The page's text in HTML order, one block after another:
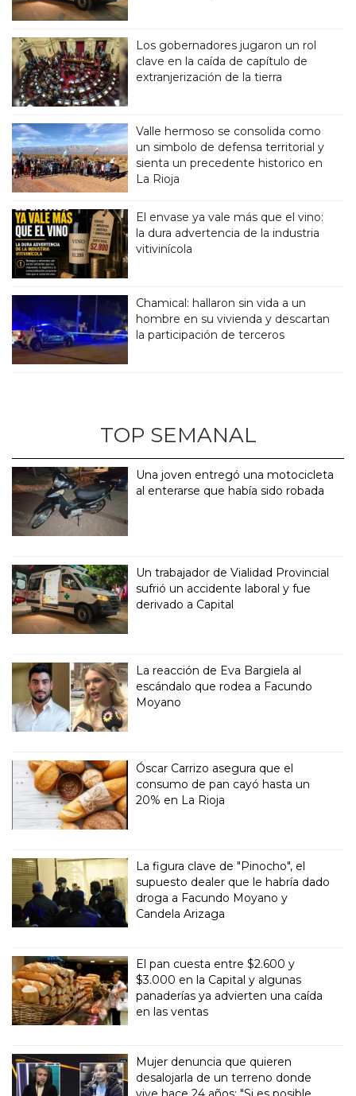
Los gobernadores jugaron un rol
clave en la caída de capítulo de
extranjerización de la tierra
Valle hermoso se consolida como
un simbolo de defensa territorial y
sienta un precedente historico en
La Rioja
El envase ya vale más que el vino:
la dura advertencia de la industria
vitivinícola
Chamical: hallaron sin vida a un
hombre en su vivienda y descartan
la participación de terceros
TOP SEMANAL
Una joven entregó una motocicleta
al enterarse que había sido robada
Un trabajador de Vialidad Provincial
sufrió un accidente laboral y fue
derivado a Capital
La reacción de Eva Bargiela al
escándalo que rodea a Facundo
Moyano
Óscar Carrizo asegura que el
consumo de pan cayó hasta un
20% en La Rioja
La figura clave de "Pinocho", el
supuesto dealer que le habría dado
droga a Facundo Moyano y
Candela Arizaga
El pan cuesta entre $2.600 y
$3.000 en la Capital y algunas
panaderías ya advierten una caída
en las ventas
Mujer denuncia que quieren
desalojarla de un terreno donde